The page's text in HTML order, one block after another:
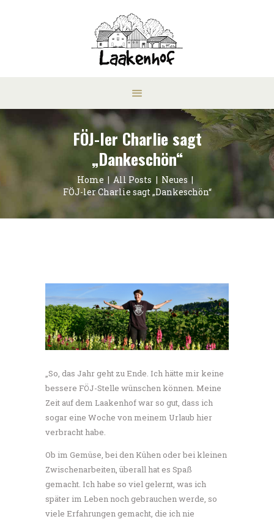
FÖJ-ler Charlie sagt
„Dankeschön“
Home All Posts
Neues
FÖJ-ler Charlie sagt „Dankeschön“
„So, das Jahr geht zu Ende. Ich hätte mir keine
bessere FÖJ-Stelle wünschen können. Meine
Zeit auf dem Laakenhof war so gut, dass ich
sogar eine Woche von meinem Urlaub hier
verbracht habe.
Ob im Gemüse, bei den Kühen oder bei kleinen
Zwischenarbeiten, überall hat es Spaß
gemacht. Ich habe so viel gelernt, was ich
später im Leben noch gebrauchen werde, so
viele Erfahrungen gemacht, die ich nie